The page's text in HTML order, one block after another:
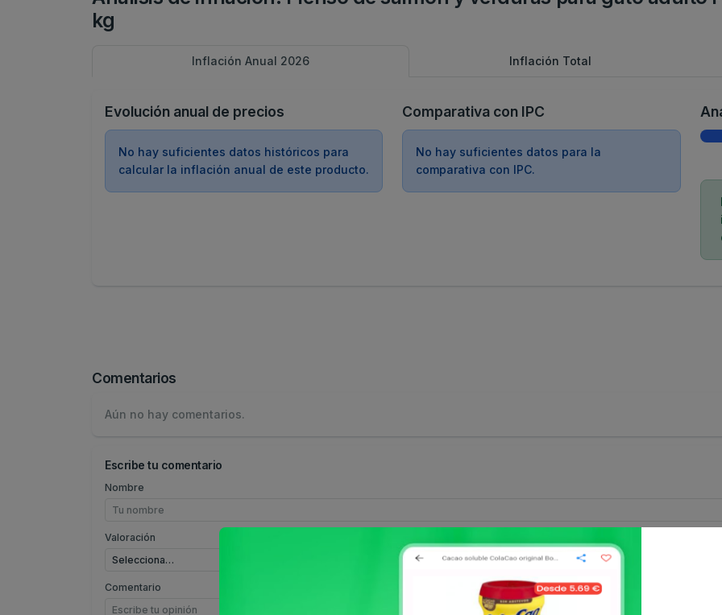
kg
Inflación Anual 2026 Inflación Total
Evolución anual de precios
No hay suficientes datos históricos para
calcular la inflación anual de este producto.
Comparativa con IPC
No hay suficientes datos para la
comparativa con IPC.
Comentarios
Aún no hay comentarios.
Escribe tu comentario
Nombre
Valoración
Comentario